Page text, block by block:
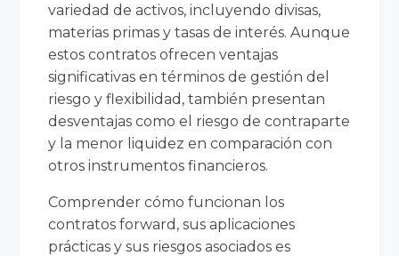
variedad de activos, incluyendo divisas,
materias primas y tasas de interés. Aunque
estos contratos ofrecen ventajas
significativas en términos de gestión del
riesgo y flexibilidad, también presentan
desventajas como el riesgo de contraparte
y la menor liquidez en comparación con
otros instrumentos financieros.
Comprender cómo funcionan los
contratos forward, sus aplicaciones
prácticas y sus riesgos asociados es